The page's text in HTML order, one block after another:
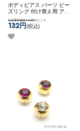
ボディピアス パーツ ビー
ズリング 付け替え用 アレ
ンジ カスタム コーディネ
ート 黒 ブラック 4mm
5mm 6mm ネコポスOK
リップインボール (ブラッ
当店通常価格440円のところ
132円(税込)